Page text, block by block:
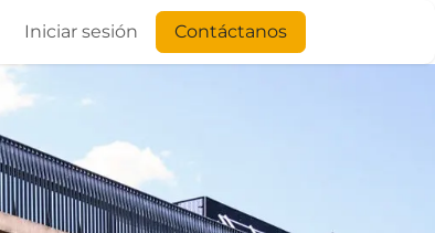
Iniciar sesión Contáctanos